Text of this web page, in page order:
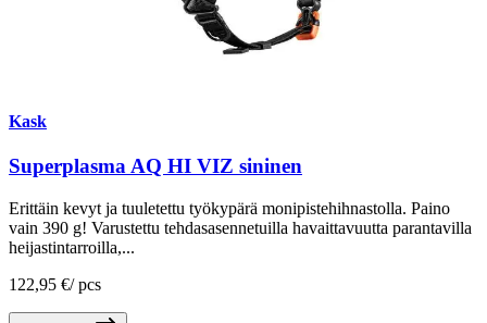
Kask
Superplasma AQ HI VIZ sininen
Erittäin kevyt ja tuuletettu työkypärä monipistehihnastolla. Paino
vain 390 g! Varustettu tehdasasennetuilla havaittavuutta parantavilla
heijastintarroilla,...
122,95 €/ pcs